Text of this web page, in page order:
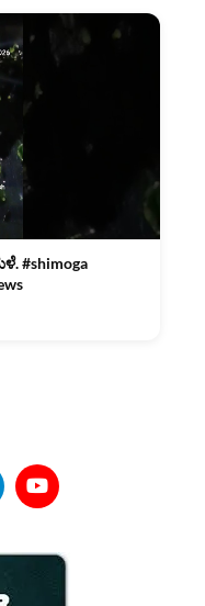
#shimoga